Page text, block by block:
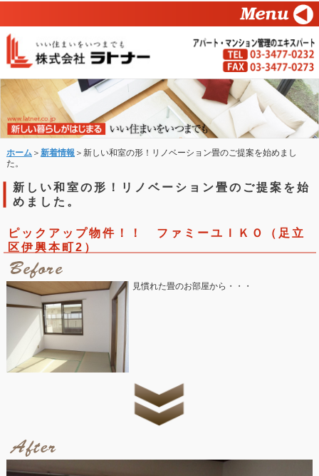
ホーム ＞ 新着情報 ＞新しい和室の形！リノベーション畳のご提案を始めまし
た。
新しい和室の形！リノベーション畳のご提案を始
めました。
ピックアップ物件！！ ファミーユＩＫＯ（足立
区伊興本町2）
見慣れた畳のお部屋から・・・